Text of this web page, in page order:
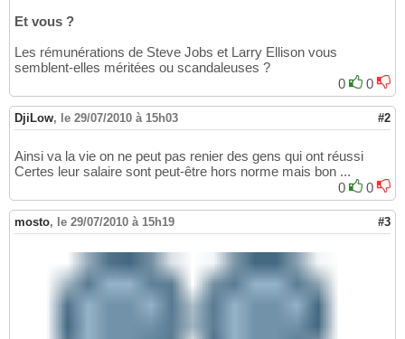
Et vous ?
Les rémunérations de Steve Jobs et Larry Ellison vous
semblent-elles méritées ou scandaleuses ?
0
0
DjiLow, le 29/07/2010 à 15h03 #2
Ainsi va la vie on ne peut pas renier des gens qui ont réussi
Certes leur salaire sont peut-être hors norme mais bon ...
0
0
mosto, le 29/07/2010 à 15h19 #3